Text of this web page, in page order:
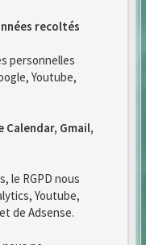
recoltés
personnelles
Youtube,
Calendar, Gmail,
le RGPD nous
Youtube,
de Adsense.